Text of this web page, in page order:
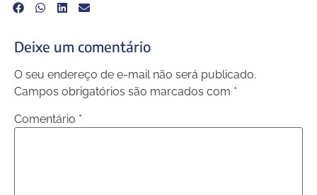
Deixe um comentário
O seu endereço de e-mail não será publicado.
Campos obrigatórios são marcados com *
Comentário *